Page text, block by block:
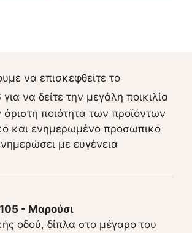
να επισκεφθείτε το
για να δείτε την μεγάλη ποικιλία
άριστη ποιότητα των προϊόντων
και ενημερωμένο προσωπικό
με ευγένεια
- Μαρούσι
οδού, δίπλα στο μέγαρο του